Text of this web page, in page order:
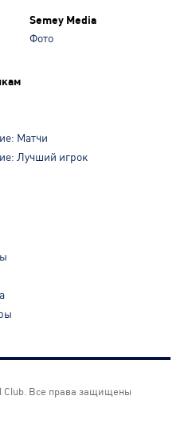
Semey Media
Фото
Матчи
Лучший игрок
Club. Все права защищены